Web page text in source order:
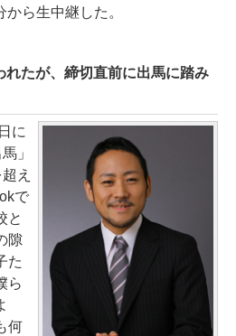
ら生中継した。
れたが、締切直前に出馬に踏み
に
」
え
で
と
隙
た
ら
何